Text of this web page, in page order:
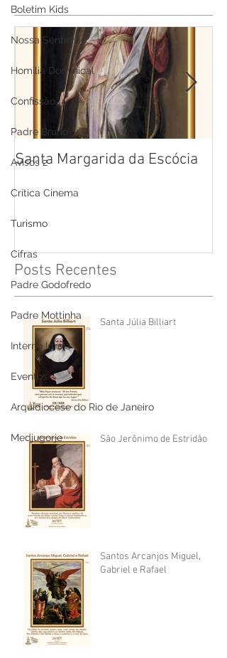
Boletim Kids
Nossa Senhora
Homilia Dominical
Confissão
Padre Bruno
Avisos 2
Crítica Cinema
Turismo
Cifras
Padre Godofredo
Padre Mottinha
Interno Igreja
Eventos
Arquidiocese do Rio de Janeiro
Medjugorje
Santa Margarida da Escócia
Posts Recentes
Santa Júlia Billiart
São Jerônimo de Estridão
Santos Arcanjos Miguel,
Gabriel e Rafael